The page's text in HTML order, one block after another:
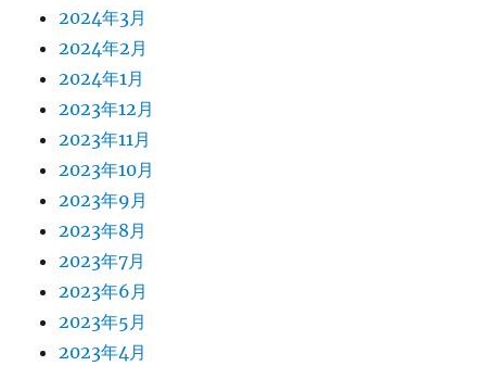
2024年3月
2024年2月
2024年1月
2023年12月
2023年11月
2023年10月
2023年9月
2023年8月
2023年7月
2023年6月
2023年5月
2023年4月